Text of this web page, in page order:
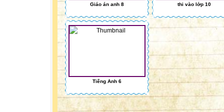
Giáo án anh 8 thi vào lớp 10
Tiếng Anh 6